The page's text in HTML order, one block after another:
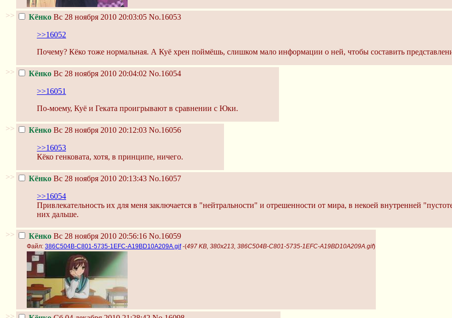
>> Кёнко Вс 28 ноября 2010 20:03:05 No.16053
>>16052
Почему? Кёко тоже нормальная. А Куё хрен поймёшь, слишком мало информации о ней, чтобы составить
>> Кёнко Вс 28 ноября 2010 20:04:02 No.16054
>>16051
По-моему, Куё и Геката проигрывают в сравнении с Юки.
>> Кёнко Вс 28 ноября 2010 20:12:03 No.16056
>>16053
Кёко генковата, хотя, в принципе, ничего.
>> Кёнко Вс 28 ноября 2010 20:13:43 No.16057
>>16054
Привлекательность их для меня заключается в "нейтральности" и отрешенности от мира, в некоей внутренней
них дальше.
>> Кёнко Вс 28 ноября 2010 20:56:16 No.16059
Файл: 386C504B-C801-5735-1EFC-A19BD10A209A.gif-(497 KB, 380x213, 386C504B-C801-5735-1EFC-A19BD10A209A.gif)
>>